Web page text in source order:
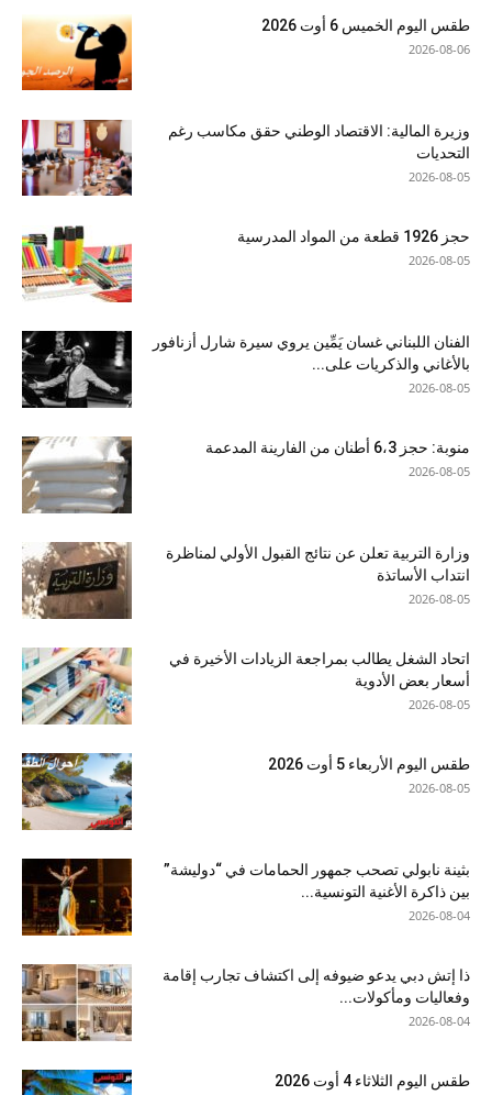
طقس اليوم الخميس 6 أوت 2026
2026-08-06
وزيرة المالية: الاقتصاد الوطني حقق مكاسب رغم
التحديات
2026-08-05
حجز 1926 قطعة من المواد المدرسية
2026-08-05
الفنان اللبناني غسان يَمِّين يروي سيرة شارل أزنافور
بالأغاني والذكريات على...
2026-08-05
منوبة: حجز 6،3 أطنان من الفارينة المدعمة
2026-08-05
وزارة التربية تعلن عن نتائج القبول الأولي لمناظرة
انتداب الأساتذة
2026-08-05
اتحاد الشغل يطالب بمراجعة الزيادات الأخيرة في
أسعار بعض الأدوية
2026-08-05
طقس اليوم الأربعاء 5 أوت 2026
2026-08-05
بثينة نابولي تصحب جمهور الحمامات في “دوليشة”
بين ذاكرة الأغنية التونسية...
2026-08-04
ذا إتش دبي يدعو ضيوفه إلى اكتشاف تجارب إقامة
وفعاليات ومأكولات...
2026-08-04
طقس اليوم الثلاثاء 4 أوت 2026